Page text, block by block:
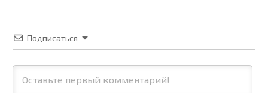
Подписаться